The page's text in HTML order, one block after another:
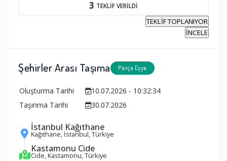
3 TEKLİF VERİLDİ
TEKLİF TOPLANIYOR
İNCELE
Şehirler Arası Taşıma Parça Eşya
Oluşturma Tarihi
10.07.2026 - 10:32:34
Taşınma Tarihi
30.07.2026
İstanbul Kağıthane
Kağıthane, İstanbul, Türkiye
Kastamonu Cide
Cide, Kastamonu, Türkiye